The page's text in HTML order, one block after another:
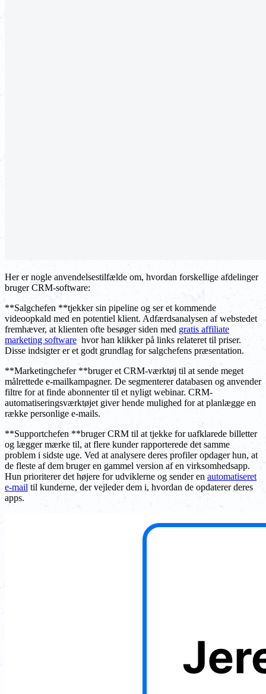
Her er nogle anvendelsestilfælde om, hvordan forskellige afdelinger
bruger CRM-software:
**Salgchefen **tjekker sin pipeline og ser et kommende
videoopkald med en potentiel klient. Adfærdsanalysen af webstedet
fremhæver, at klienten ofte besøger siden med gratis affiliate
marketing software hvor han klikker på links relateret til priser.
Disse indsigter er et godt grundlag for salgchefens præsentation.
**Marketingchefer **bruger et CRM-værktøj til at sende meget
målrettede e-mailkampagner. De segmenterer databasen og anvender
filtre for at finde abonnenter til et nyligt webinar. CRM-
automatiseringsværktøjet giver hende mulighed for at planlægge en
række personlige e-mails.
**Supportchefen **bruger CRM til at tjekke for uafklarede billetter
og lægger mærke til, at flere kunder rapporterede det samme
problem i sidste uge. Ved at analysere deres profiler opdager hun, at
de fleste af dem bruger en gammel version af en virksomhedsapp.
Hun prioriterer det højere for udviklerne og sender en automatiseret
e-mail til kunderne, der vejleder dem i, hvordan de opdaterer deres
apps.